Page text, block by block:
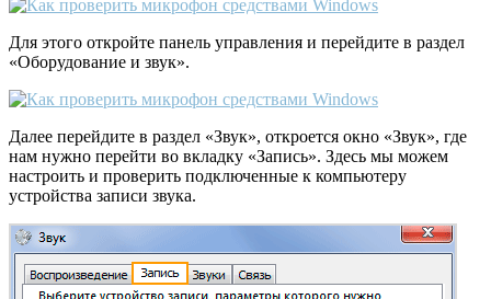
Для этого откройте панель управления и перейдите в раздел
«Оборудование и звук».
Далее перейдите в раздел «Звук», откроется окно «Звук», где
нам нужно перейти во вкладку «Запись». Здесь мы можем
настроить и проверить подключенные к компьютеру
устройства записи звука.